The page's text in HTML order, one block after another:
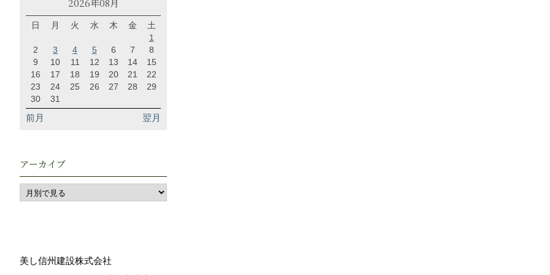
2026年08月
日 月 火 水 木 金
土
1
2
3 4 5 6 7
8
9
10 11 12 13 14
15
16
17 18 19 20 21
22
23
24 25 26 27 28
29
30
31
前月 翌月
アーカイブ
美し信州建設株式会社